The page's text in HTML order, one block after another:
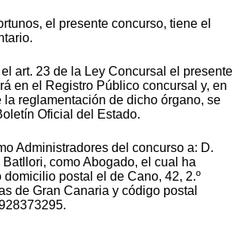
el presente concurso, tiene el
art. 23 de la Ley Concursal el presente
en el Registro Público concursal y, en
la reglamentación de dicho órgano, se
Oficial del Estado.
Administradores del concurso a: D.
como Abogado, el cual ha
postal el de Cano, 42, 2.º
de Gran Canaria y código postal